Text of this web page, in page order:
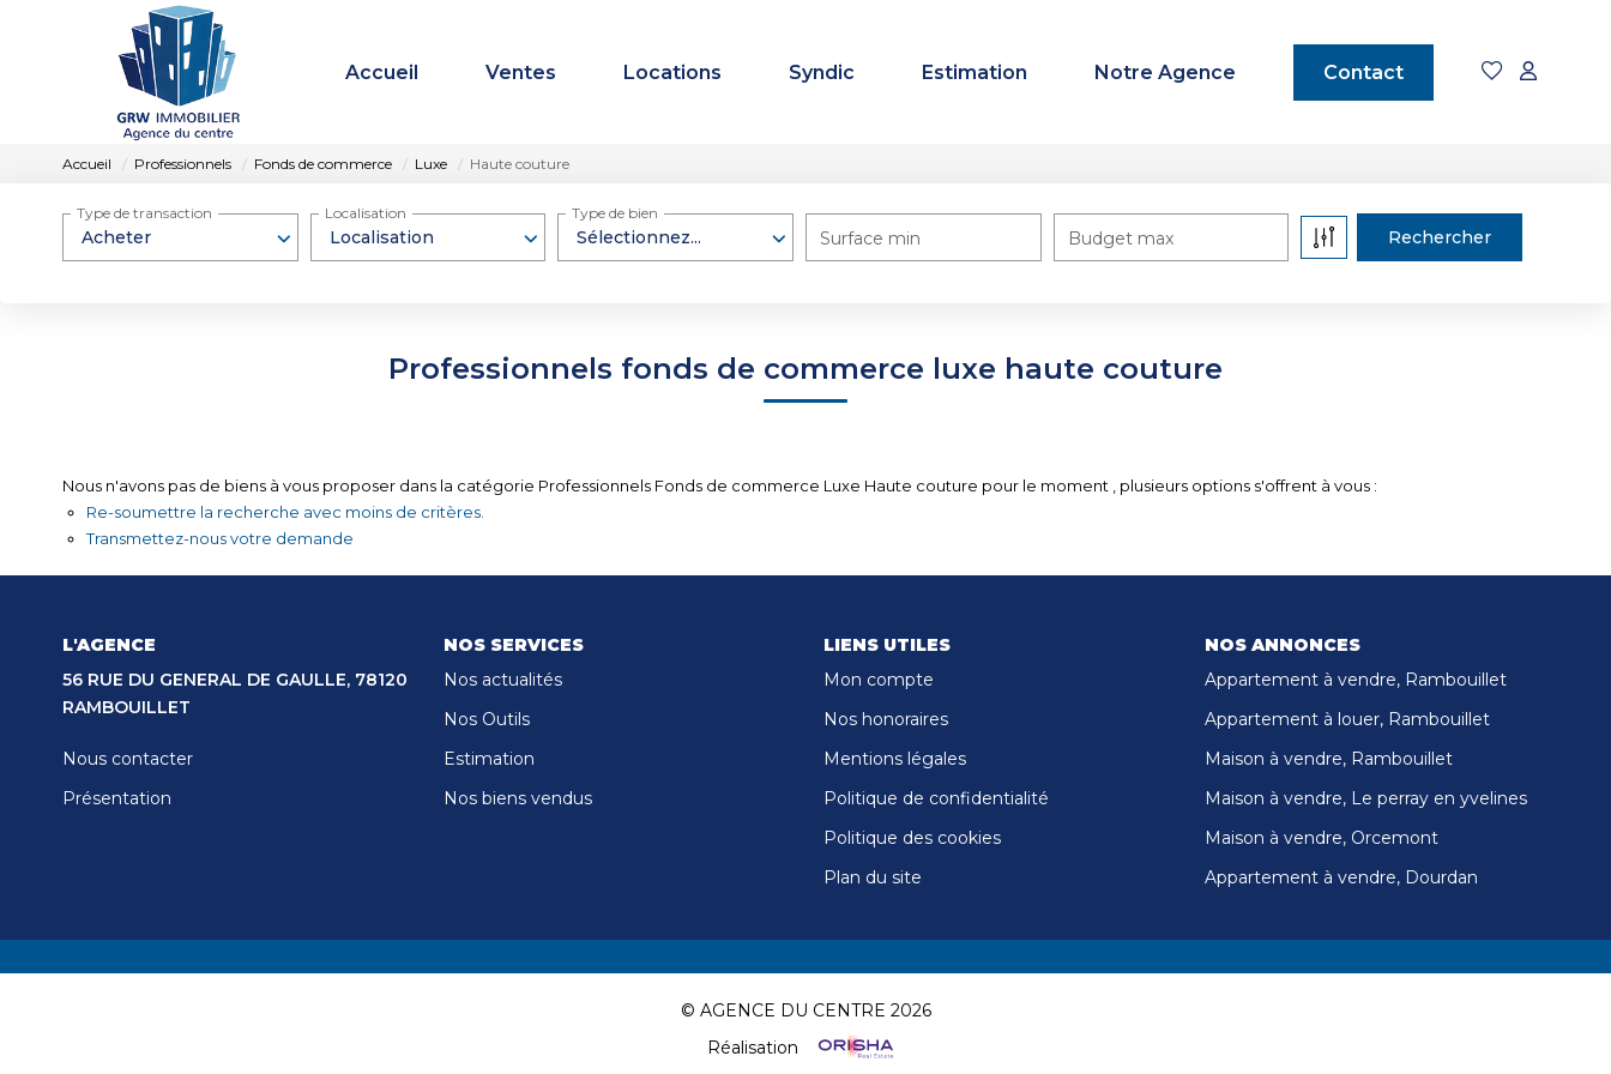
Accueil Ventes Locations Syndic Estimation Notre Agence Contact
Accueil Professionnels Fonds de commerce Luxe Haute couture
Acheter
Type de transaction
Localisation
Localisation
Sélectionnez...
Type de bien
Surface min Budget max
Professionnels fonds de commerce luxe haute couture
Nous n'avons pas de biens à vous proposer dans la catégorie Professionnels Fonds de commerce Luxe Haute couture pour le moment , plusieurs options s'offrent à vous :
Re-soumettre la recherche avec moins de critères.
Transmettez-nous votre demande
L'AGENCE
56 RUE DU GENERAL DE GAULLE, 78120
RAMBOUILLET
Nous contacter
Présentation
NOS SERVICES
Nos actualités
Nos Outils
Estimation
Nos biens vendus
LIENS UTILES
Mon compte
Nos honoraires
Mentions légales
Politique de confidentialité
Politique des cookies
Plan du site
NOS ANNONCES
Appartement à vendre, Rambouillet
Appartement à louer, Rambouillet
Maison à vendre, Rambouillet
Maison à vendre, Le perray en yvelines
Maison à vendre, Orcemont
Appartement à vendre, Dourdan
© AGENCE DU CENTRE 2026
Réalisation